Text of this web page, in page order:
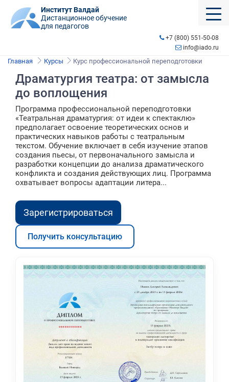
Институт Валдай
Дистанционное обучение
для педагогов
+7 (800) 551-50-08
info@iado.ru
Главная Курсы Курс профессиональной переподготовки
Драматургия театра: от замысла
до воплощения
Программа профессиональной переподготовки
«Театральная драматургия: от идеи к спектаклю»
предполагает освоение теоретических основ и
практических навыков работы с театральным
текстом. Обучение включает в себя изучение этапов
создания пьесы, от первоначального замысла и
разработки концепции до анализа драматического
конфликта и создания действующих лиц. Программа
охватывает вопросы адаптации литера...
Зарегистрироваться
Получить консультацию